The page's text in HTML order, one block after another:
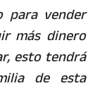
para vender
más dinero
esto tendrá
de esta